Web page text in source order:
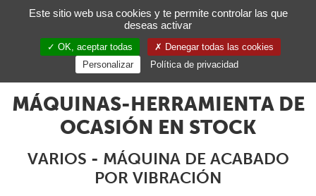
MÁQUINAS-HERRAMIENTA DE
OCASIÓN EN STOCK
VARIOS - MÁQUINA DE ACABADO
POR VIBRACIÓN
Gestión de sus preferencias de cookies
Este sitio web usa cookies y te permite controlar las que
deseas activar
OK, aceptar todas
Denegar todas las cookies
Personalizar
Política de privacidad